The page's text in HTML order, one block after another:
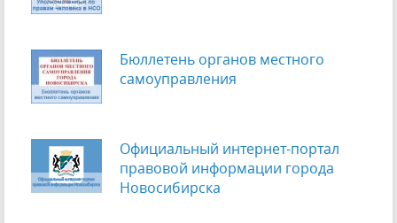
Бюллетень органов местного
самоуправления
Официальный интернет-портал
правовой информации города
Новосибирска